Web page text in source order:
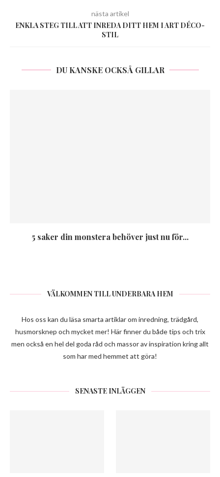
nästa artikel
ENKLA STEG TILL ATT INREDA DITT HEM I ART DÉCO-
STIL
DU KANSKE OCKSÅ GILLAR
5 saker din monstera behöver just nu för...
VÄLKOMMEN TILL UNDERBARA HEM
Hos oss kan du läsa smarta artiklar om inredning, trädgård,
husmorsknep och mycket mer! Här finner du både tips och trix
men också en hel del goda råd och massor av inspiration kring allt
som har med hemmet att göra!
SENASTE INLÄGGEN